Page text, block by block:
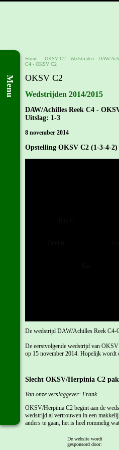
Menu
Home - - OKSV C2 - Wedstrijden - DAW/
C4 - OKSV C2
OKSV C2
Wedstrijden 2014/2015
DAW/Achilles Reek C4 -
Uitslag: 1-3
8 november 2014
Opstelling OKSV C2 (1-3-4-2)
De wedstrijd DAW/Achilles Reek
De eerstvolgende wedstrijd van
op 15 november 2014. Hopelijk wordt
Slecht OKSV/Herpinia C2
Van onze verslaggever: Frank
OKSV/Herpinia C2 begint aan de
wedstrijd al vertrouwen in een
anders te gaan, het is heel rommelig
De eerste fase wordt overleefd door de
een grote kans. Kas gaat alleen om de
De website wordt
gesponsord door: